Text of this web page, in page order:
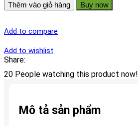
Thêm vào giỏ hàng Buy now
Add to compare
Add to wishlist
Share:
20 People watching this product now!
Mô tả sản phẩm